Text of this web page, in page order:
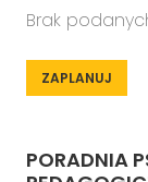
Brak
ZAPLANUJ
PORADNIA